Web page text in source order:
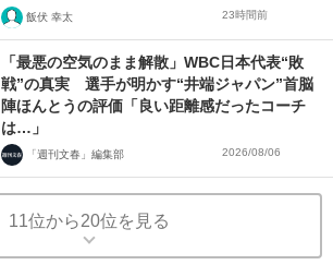
飯伏 幸太 23時間前
「最悪の空気のまま解散」WBC日本代表“敗
戦”の真実 選手が明かす“井端ジャパン”首脳
陣ほんとうの評価「良い距離感だったコーチ
は…」
「週刊文春」編集部 2026/08/06
11位から20位を見る